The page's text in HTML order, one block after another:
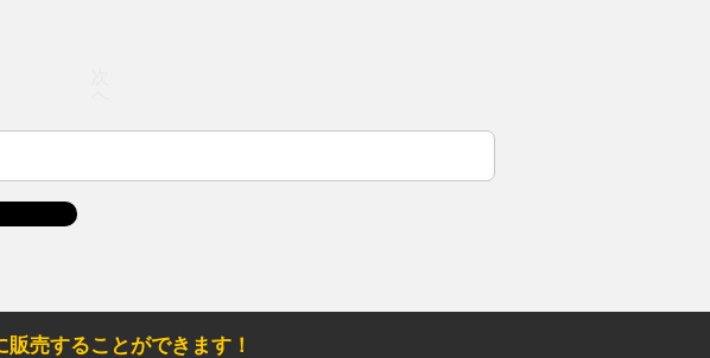
売することができます！